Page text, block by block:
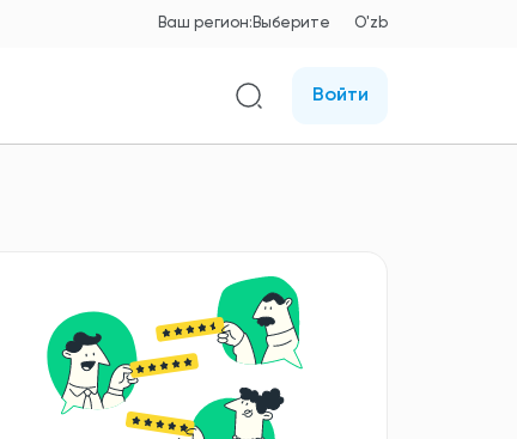
Ваш регион: Выберите O'zb
Войти